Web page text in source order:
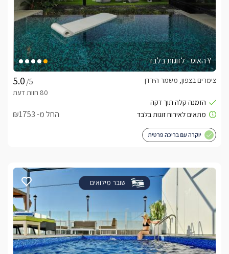
Y האוס - לזוגות בלבד
/5
צימרים בצפון, משמר הירדן
החל מ- ₪1753
יוקרה עם בריכה פרטית
שובר מילואים